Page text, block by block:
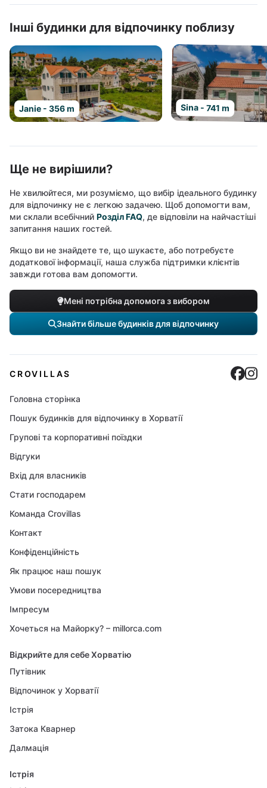
Інші будинки для відпочинку поблизу
Janie - 356 m Sina - 741 m
Ще не вирішили?
Не хвилюйтеся, ми розуміємо, що вибір ідеального будинку
для відпочинку не є легкою задачею. Щоб допомогти вам,
ми склали всебічний Розділ FAQ, де відповіли на найчастіші
запитання наших гостей.
Якщо ви не знайдете те, що шукаєте, або потребуєте
додаткової інформації, наша служба підтримки клієнтів
завжди готова вам допомогти.
Мені потрібна допомога з вибором
Знайти більше будинків для відпочинку
CROVILLAS
Головна сторінка
Пошук будинків для відпочинку в Хорватії
Групові та корпоративні поїздки
Відгуки
Вхід для власників
Стати господарем
Команда Crovillas
Контакт
Конфіденційність
Як працює наш пошук
Умови посередництва
Імпресум
Хочеться на Майорку? – millorca.com
Відкрийте для себе Хорватію
Путівник
Відпочинок у Хорватії
Істрія
Затока Кварнер
Далмація
Істрія